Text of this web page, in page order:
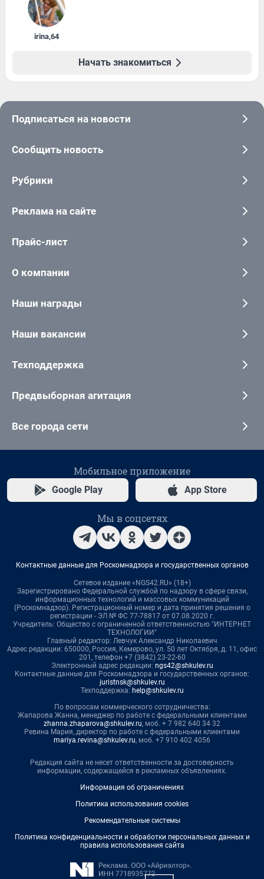
irina,64
Начать знакомиться
Подписаться на новости
Сообщить новость
Рубрики
Реклама на сайте
Прайс-лист
О компании
Наши награды
Наши вакансии
Техподдержка
Предвыборная агитация
Все города сети
Мобильное приложение
Google Play App Store
Мы в соцсетях
Контактные данные для Роскомнадзора и государственных органов
Сетевое издание «NGS42.RU» (18+)
Зарегистрировано Федеральной службой по надзору в сфере связи,
информационных технологий и массовых коммуникаций
(Роскомнадзор). Регистрационный номер и дата принятия решения о
регистрации - ЭЛ № ФС 77-78817 от 07.08.2020 г.
Учредитель: Общество с ограниченной ответственностью "ИНТЕРНЕТ
ТЕХНОЛОГИИ"
Главный редактор: Левчук Александр Николаевич
Адрес редакции: 650000, Россия, Кемерово, ул. 50 лет Октября, д. 11, офис
201, телефон +7 (3842) 23-22-60
Электронный адрес редакции: ngs42@shkulev.ru
Контактные данные для Роскомнадзора и государственных органов:
juristnsk@shkulev.ru
Техподдержка: help@shkulev.ru
По вопросам коммерческого сотрудничества:
Жапарова Жанна, менеджер по работе с федеральными клиентами
zhanna.zhaparova@shkulev.ru, моб. + 7 982 640 34 32
Ревина Мария, директор по работе с федеральными клиентами
mariya.revina@shkulev.ru, моб. +7 910 402 4056
Редакция сайта не несет ответственности за достоверность
информации, содержащейся в рекламных объявлениях.
Информация об ограничениях
Политика использования cookies
Рекомендательные системы
Политика конфиденциальности и обработки персональных данных и
правила использования сайта